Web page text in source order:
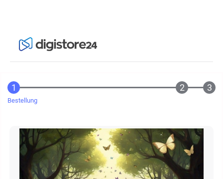
Bestellung